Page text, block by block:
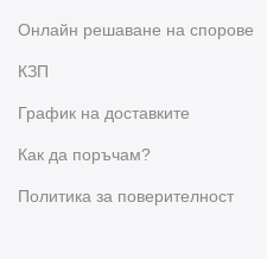
Oнлайн решаване на спорове
КЗП
График на доставките
Как да поръчам?
Политика за поверителност